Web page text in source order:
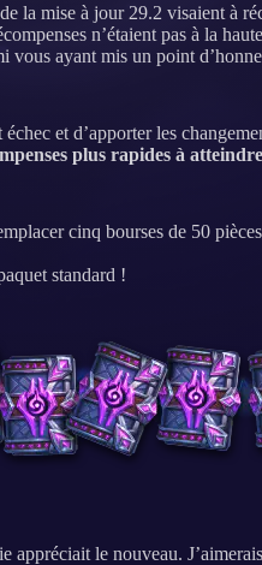
mise à jour 29.2 visaient à
n’étaient pas à la
ayant mis un point
et d’apporter les
plus rapides à
cinq bourses de 50
standard !
le nouveau.